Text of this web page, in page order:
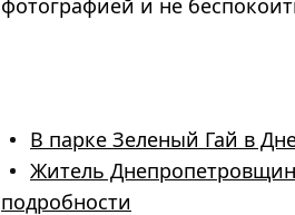
В парке Зеленый Гай в
Житель
подробности